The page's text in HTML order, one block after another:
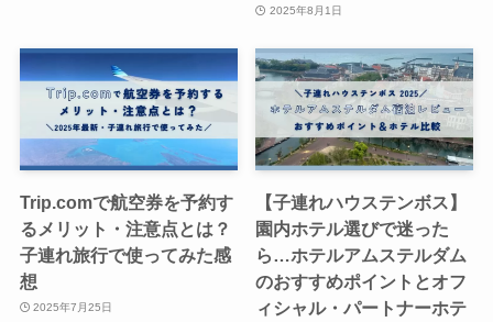
2025年8月1日
Trip.comで航空券を予約す
るメリット・注意点とは？
子連れ旅行で使ってみた感
想
2025年7月25日
【子連れハウステンボス】
園内ホテル選びで迷った
ら…ホテルアムステルダム
のおすすめポイントとオフ
ィシャル・パートナーホテ